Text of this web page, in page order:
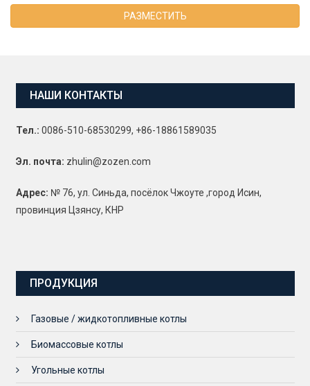
РАЗМЕСТИТЬ
НАШИ КОНТАКТЫ
Тел.: 0086-510-68530299, +86-18861589035
Эл. почта: zhulin@zozen.com
Адрес: № 76, ул. Синьда, посёлок Чжоуте ,город Исин,
провинция Цзянсу, КНР
ПРОДУКЦИЯ
Газовые / жидкотопливные котлы
Биомассовые котлы
Угольные котлы